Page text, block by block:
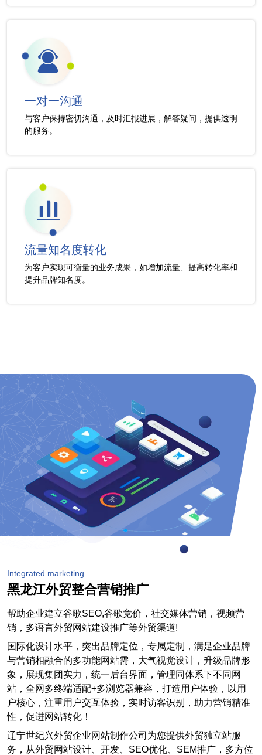
一对一沟通
与客户保持密切沟通，及时汇报进展，解答疑问，提供透明
的服务。
流量知名度转化
为客户实现可衡量的业务成果，如增加流量、提高转化率和
提升品牌知名度。
Integrated marketing
黑龙江外贸整合营销推广
帮助企业建立谷歌SEO,谷歌竞价，社交媒体营销，视频营
销，多语言外贸网站建设推广等外贸渠道!
国际化设计水平，突出品牌定位，专属定制，满足企业品牌
与营销相融合的多功能网站需，大气视觉设计，升级品牌形
象，展现集团实力，统一后台界面，管理同体系下不同网
站，全网多终端适配+多浏览器兼容，打造用户体验，以用
户核心，注重用户交互体验，实时访客识别，助力营销精准
性，促进网站转化！
辽宁世纪兴外贸企业网站制作公司为您提供外贸独立站服
务，从外贸网站设计、开发、SEO优化、SEM推广，多方位